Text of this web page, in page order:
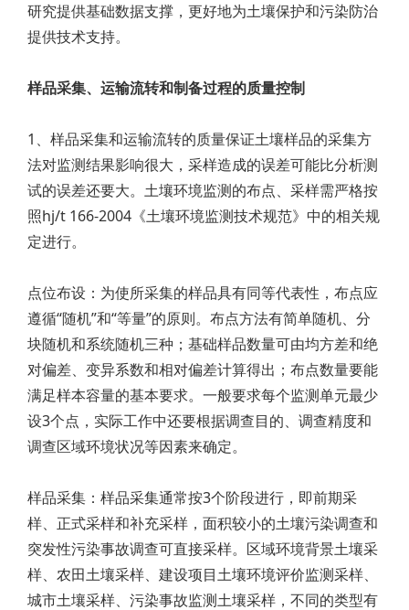
研究提供基础数据支撑，更好地为土壤保护和污染防治
提供技术支持。
样品采集、运输流转和制备过程的质量控制
1、样品采集和运输流转的质量保证土壤样品的采集方
法对监测结果影响很大，采样造成的误差可能比分析测
试的误差还要大。土壤环境监测的布点、采样需严格按
照hj/t 166-2004《土壤环境监测技术规范》中的相关规
定进行。
点位布设：为使所采集的样品具有同等代表性，布点应
遵循“随机”和“等量”的原则。布点方法有简单随机、分
块随机和系统随机三种；基础样品数量可由均方差和绝
对偏差、变异系数和相对偏差计算得出；布点数量要能
满足样本容量的基本要求。一般要求每个监测单元最少
设3个点，实际工作中还要根据调查目的、调查精度和
调查区域环境状况等因素来确定。
样品采集：样品采集通常按3个阶段进行，即前期采
样、正式采样和补充采样，面积较小的土壤污染调查和
突发性污染事故调查可直接采样。区域环境背景土壤采
样、农田土壤采样、建设项目土壤环境评价监测采样、
城市土壤采样、污染事故监测土壤采样，不同的类型有